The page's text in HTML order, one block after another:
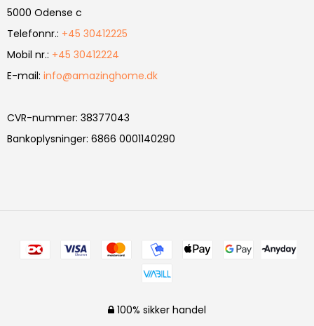
5000 Odense c
Telefonnr.: +45 30412225
Mobil nr.: +45 30412224
E-mail: info@amazinghome.dk
CVR-nummer: 38377043
Bankoplysninger: 6866 0001140290
100% sikker handel